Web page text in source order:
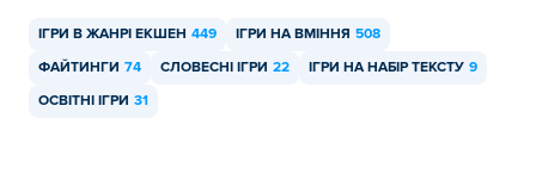
ІГРИ В ЖАНРІ ЕКШЕН 449 ІГРИ НА ВМІННЯ 508
ФАЙТИНГИ 74 СЛОВЕСНІ ІГРИ 22 ІГРИ НА НАБІР ТЕКСТУ 9
ОСВІТНІ ІГРИ 31